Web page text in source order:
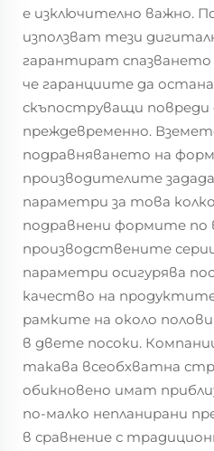
е изключително важно.
използват тези
гарантират
че гаранциите да
скъпоструващи повреди
преждевременно.
подравняването на
производителите
параметри за това
подравнени формите по
производствените
параметри осигурява
качество на
рамките на около
в двете посоки.
такава всеобхватна
обикновено имат
по-малко непланирани
в сравнение с